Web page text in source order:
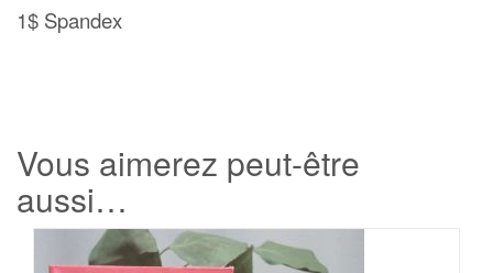
1$ Spandex
Vous aimerez peut-être
aussi…